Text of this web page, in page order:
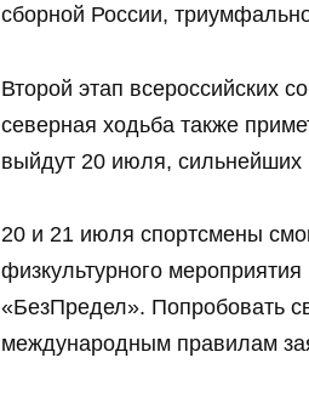
сборной России,
Второй этап всероссийских
северная ходьба также
выйдут 20 июля, сильнейших
20 и 21 июля спортсмены
физкультурного
«БезПредел». Попробовать
международным правилам